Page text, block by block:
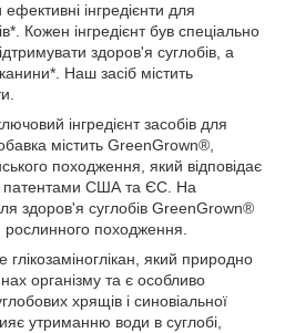
інгредієнти для
Кожен інгредієнт був спеціально
здоров'я суглобів, а
Наш засіб містить
інгредієнт засобів для
містить GreenGrown®,
походження, який відповідає
патентами США та ЄС. На
здоров'я суглобів GreenGrown®
походження.
який природно
організму та є особливо
хрящів і синовіальної
утриманню води в суглобі,